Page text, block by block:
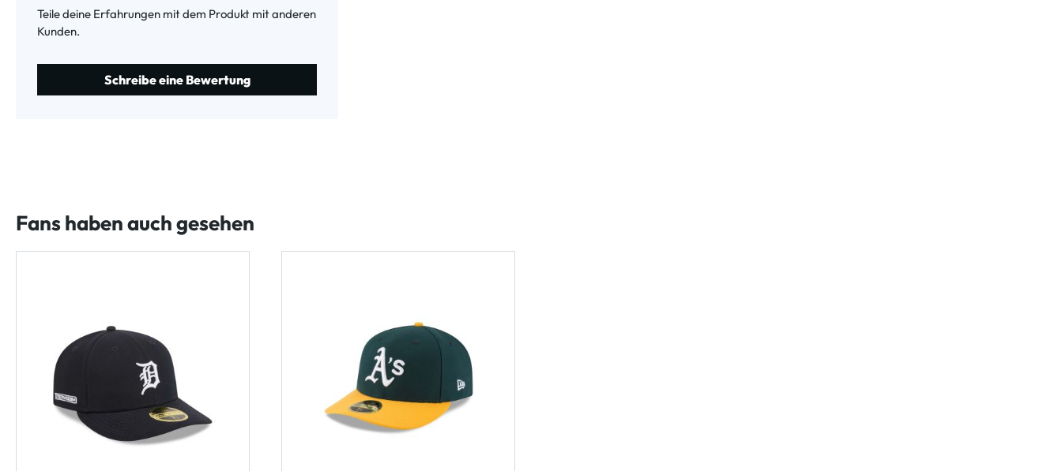
Teile deine Erfahrungen mit dem Produkt mit anderen
Kunden.
Schreibe eine Bewertung
Fans haben auch gesehen